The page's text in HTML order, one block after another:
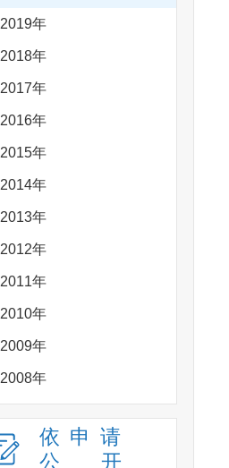
2019年
2018年
2017年
2016年
2015年
2014年
2013年
2012年
2011年
2010年
2009年
2008年
依申请
公
开